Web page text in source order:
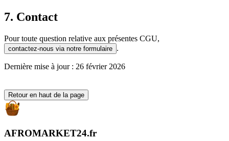
7. Contact
Pour toute question relative aux présentes CGU,
contactez-nous via notre formulaire .
Dernière mise à jour : 26 février 2026
Retour en haut de la page
AFROMARKET24.fr